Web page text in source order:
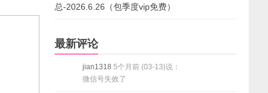
总-2026.6.26（包季度vip免费）
最新评论
jian1318 5个月前 (03-13)说：
微信号失效了